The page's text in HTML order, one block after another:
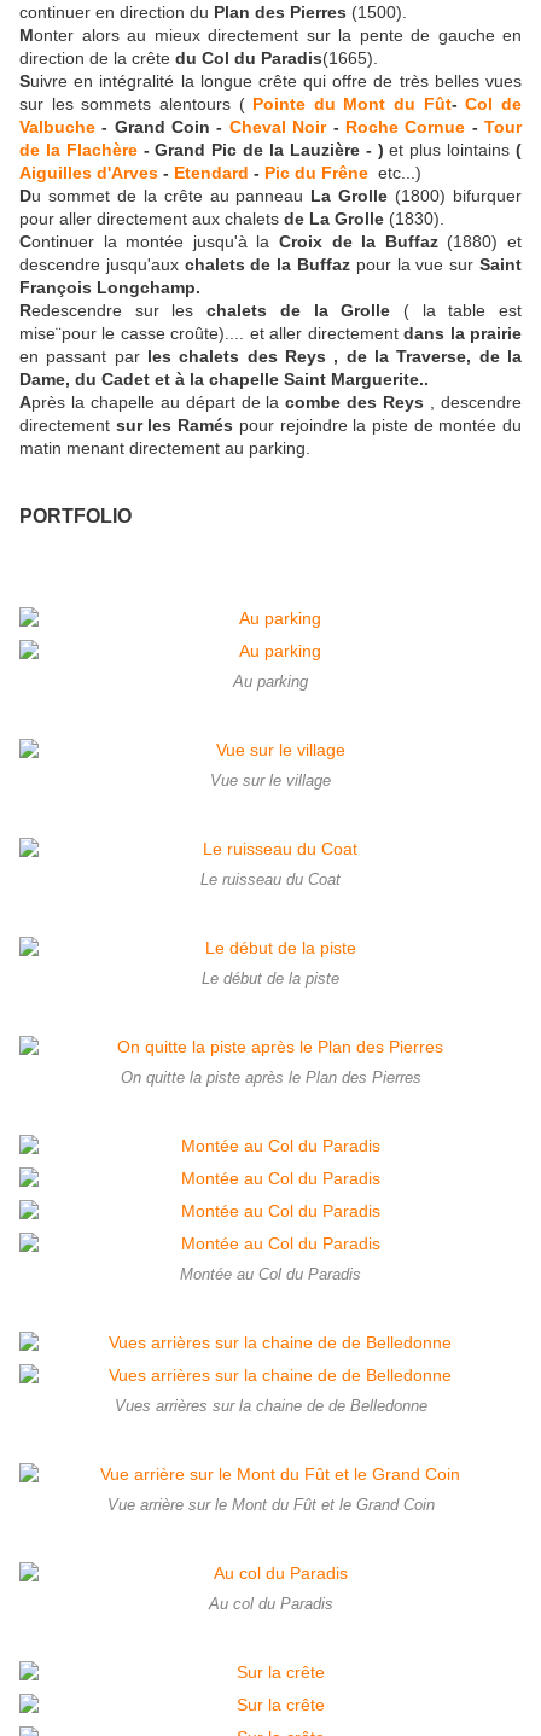
continuer en direction du Plan des Pierres (1500).
Monter alors au mieux directement sur la pente de gauche en
direction de la crête du Col du Paradis(1665).
Suivre en intégralité la longue crête qui offre de très belles vues
sur les sommets alentours ( Pointe du Mont du Fût- Col de
Valbuche - Grand Coin - Cheval Noir- Roche Cornue -Tour
de la Flachère- Grand Pic de la Lauzière - )et plus lointains (
Aiguilles d'Arves - Etendard - Pic du Frêne etc...)
Du sommet de la crête au panneau La Grolle (1800) bifurquer
pour aller directement aux chalets de La Grolle (1830).
Continuer la montée jusqu'à la Croix de la Buffaz(1880) et
descendre jusqu'aux chalets de la Buffaz pour la vue surSaint
François Longchamp.
Redescendre sur les chalets de la Grolle ( la table est
mise¨pour le casse croûte).... et aller directementdans la prairie
en passant par les chalets des Reys , de la Traverse, de la
Dame, du Cadet et à la chapelle Saint Marguerite..
Après la chapelle au départ de la combe des Reys , descendre
directement sur les Ramés pour rejoindre la piste de montée du
matin menant directement au parking.
PORTFOLIO
Au parking
Vue sur le village
Le ruisseau du Coat
Le début de la piste
On quitte la piste après le Plan des Pierres
Montée au Col du Paradis
Vues arrières sur la chaine de de Belledonne
Vue arrière sur le Mont du Fût et le Grand Coin
Au col du Paradis